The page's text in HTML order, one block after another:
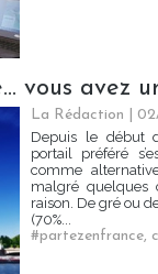
vous avez
La Rédaction |
Depuis le début
portail préféré
comme
malgré quelques
raison. De gré ou
(70%...
#partezenfrance,